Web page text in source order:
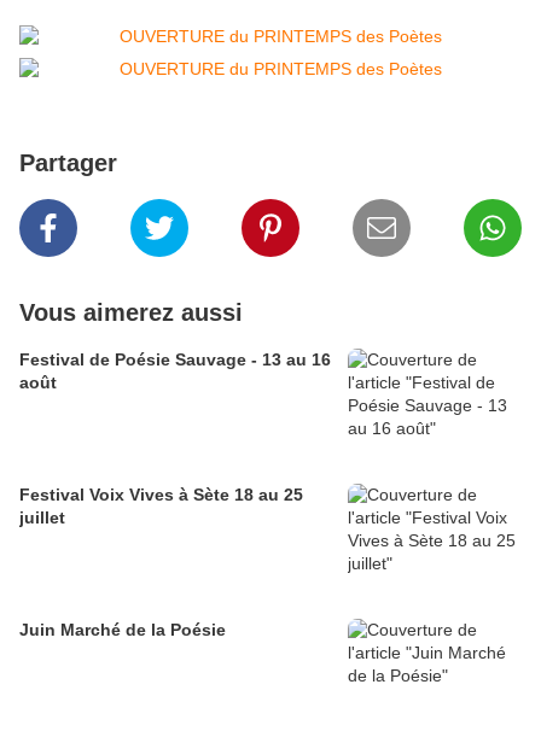
Partager
Vous aimerez aussi
Festival de Poésie Sauvage - 13 au 16
août
Festival Voix Vives à Sète 18 au 25
juillet
Juin Marché de la Poésie